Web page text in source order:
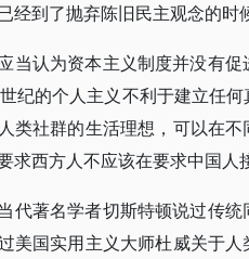
经到了抛弃陈旧民主观念的时
当认为资本主义制度并没有
纪的个人主义不利于建立任
类社群的生活理想，可以在
求西方人不应该在要求中国人
代著名学者切斯特顿说过传
美国实用主义大师杜威关于